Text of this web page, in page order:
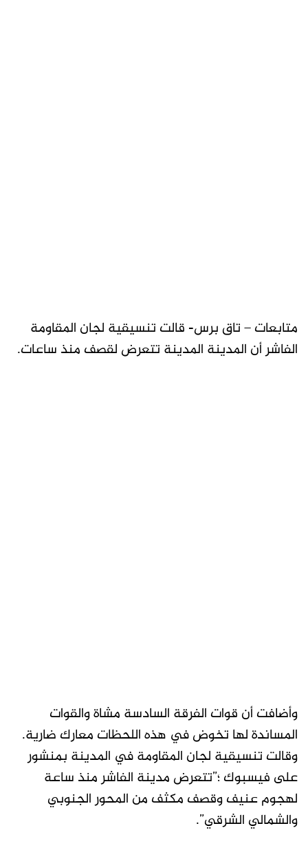
متابعات – تاق برس- قالت تنسيقية لجان المقاومة
الفاشر أن المدينة المدينة تتعرض لقصف منذ ساعات.
وأضافت أن قوات الفرقة السادسة مشاة والقوات
المساندة لها تخوض في هذه اللحظات معارك ضارية.
وقالت تنسيقية لجان المقاومة في المدينة بمنشور
على فيسبوك ؛”تتعرض مدينة الفاشر منذ ساعة
لهجوم عنيف وقصف مكثف من المحور الجنوبي
والشمالي الشرقي”.